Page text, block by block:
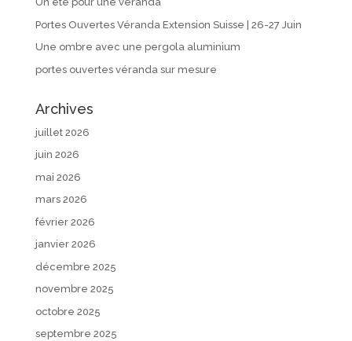
Portes Ouvertes Véranda Extension Suisse | 26-27 Juin
Une ombre avec une pergola aluminium
portes ouvertes véranda sur mesure
Archives
juillet 2026
juin 2026
mai 2026
mars 2026
février 2026
janvier 2026
décembre 2025
novembre 2025
octobre 2025
septembre 2025